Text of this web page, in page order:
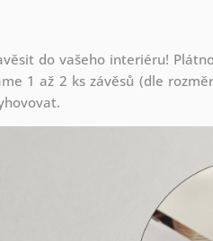
do vašeho interiéru!
1 až 2 ks závěsů (dle